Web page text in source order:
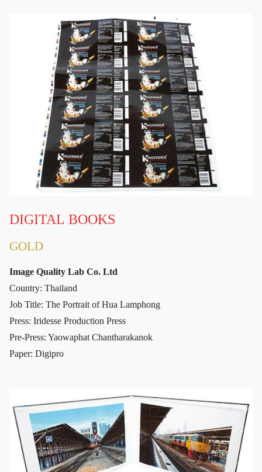
DIGITAL BOOKS
GOLD
Image Quality Lab Co. Ltd
Country: Thailand
Job Title: The Portrait of Hua Lamphong
Press: Iridesse Production Press
Pre-Press: Yaowaphat Chantharakanok
Paper: Digipro